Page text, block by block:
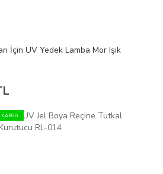
İçin UV Yedek Lamba Mor Işık